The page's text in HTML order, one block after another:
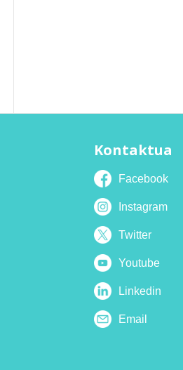
Kontaktua
Facebook
Instagram
Twitter
Youtube
Linkedin
Email